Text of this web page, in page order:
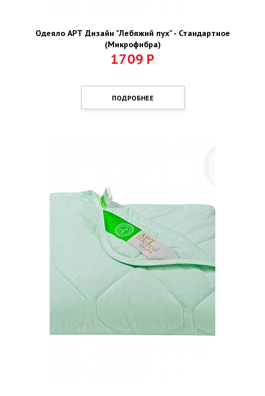
Одеяло АРТ Дизайн "Лебяжий пух" - Стандартное
(Микрофибра)
1709 Р
ПОДРОБНЕЕ